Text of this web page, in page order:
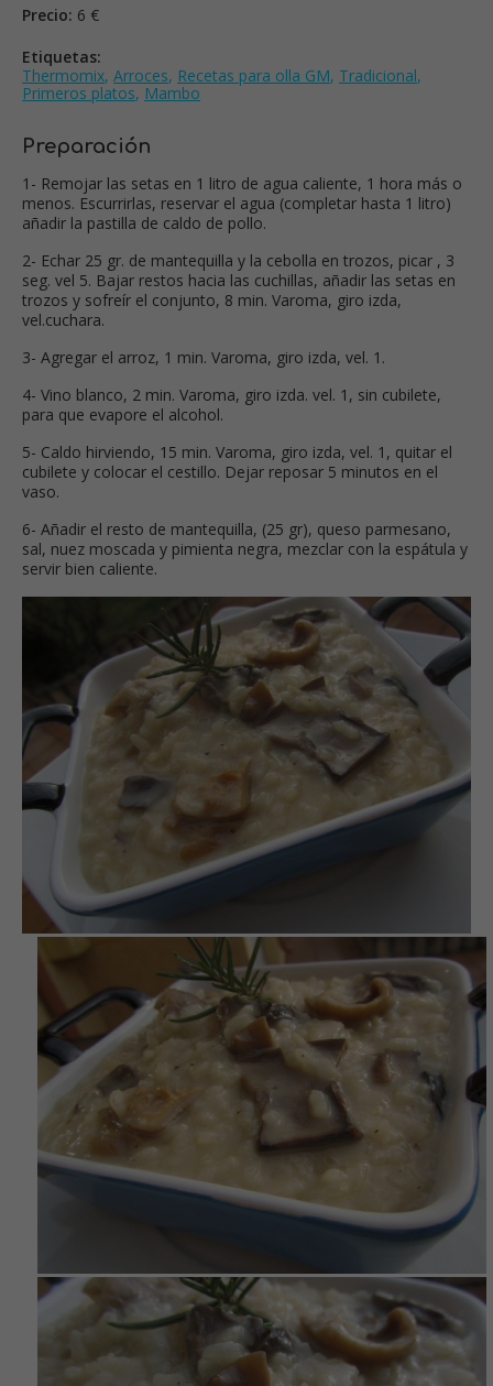
Precio: 6 €
Etiquetas:
Thermomix, Arroces, Recetas para olla GM, Tradicional,
Primeros platos, Mambo
Preparación
1- Remojar las setas en 1 litro de agua caliente, 1 hora más o
menos. Escurrirlas, reservar el agua (completar hasta 1 litro)
añadir la pastilla de caldo de pollo.
2- Echar 25 gr. de mantequilla y la cebolla en trozos, picar , 3
seg. vel 5. Bajar restos hacia las cuchillas, añadir las setas en
trozos y sofreír el conjunto, 8 min. Varoma, giro izda,
vel.cuchara.
3- Agregar el arroz, 1 min. Varoma, giro izda, vel. 1.
4- Vino blanco, 2 min. Varoma, giro izda. vel. 1, sin cubilete,
para que evapore el alcohol.
5- Caldo hirviendo, 15 min. Varoma, giro izda, vel. 1, quitar el
cubilete y colocar el cestillo. Dejar reposar 5 minutos en el
vaso.
6- Añadir el resto de mantequilla, (25 gr), queso parmesano,
sal, nuez moscada y pimienta negra, mezclar con la espátula y
servir bien caliente.